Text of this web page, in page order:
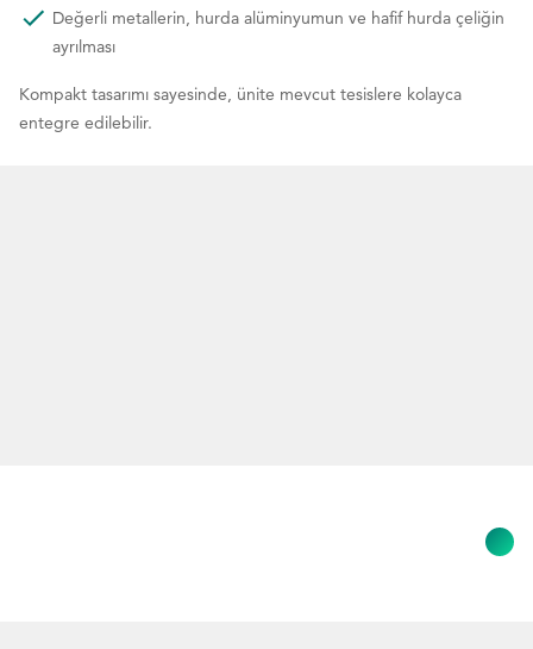
Değerli metallerin, hurda alüminyumun ve hafif hurda çeliğin
ayrılması
Kompakt tasarımı sayesinde, ünite mevcut tesislere kolayca
entegre edilebilir.